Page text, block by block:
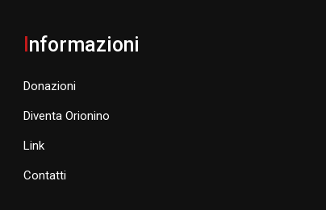
nformazioni
Donazioni
Diventa Orionino
Link
Contatti